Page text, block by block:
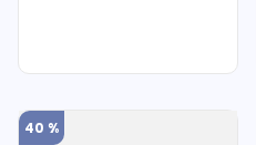
40 %